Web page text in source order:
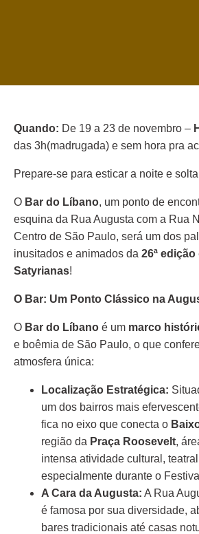
Quando: De 19 a 23 de novembro –
das 3h(madrugada) e sem hora pra
Prepare-se para esticar a noite e
O Bar do Líbano, um ponto de
esquina da Rua Augusta com a Rua
Centro de São Paulo, será um dos
inusitados e animados da 26ª edição
Satyrianas!
O Bar: Um Ponto Clássico na
O Bar do Líbano é um marco
e boêmia de São Paulo, o que
atmosfera única:
Localização Estratégica:
um dos bairros mais
fica no eixo que conecta o
região da Praça Roosevelt,
intensa atividade cultural,
especialmente durante o
A Cara da Augusta: A Rua
é famosa por sua diversidade,
bares tradicionais até casas